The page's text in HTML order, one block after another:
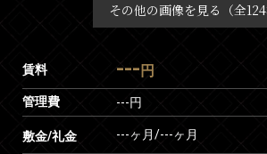
その他の画像を見る（全124
賃料 --- 円
管理費 ---円
敷金/礼金 ---ヶ月/---ヶ月